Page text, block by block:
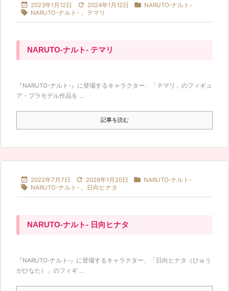
 2023年1月12日  2024年1月12日  NARUTO‐ナルト‐
 NARUTO-ナルト- , テマリ
NARUTO-ナルト- テマリ
『NARUTO-ナルト-』に登場するキャラクター、「テマリ」のフィギュ
ア・プラモデル作品を ...
記事を読む
 2022年7月7日  2026年1月20日  NARUTO‐ナルト‐
 NARUTO-ナルト- , 日向ヒナタ
NARUTO‐ナルト‐ 日向ヒナタ
『NARUTO‐ナルト‐』に登場するキャラクター、「日向ヒナタ（ひゅう
がひなた）」のフィギ ...